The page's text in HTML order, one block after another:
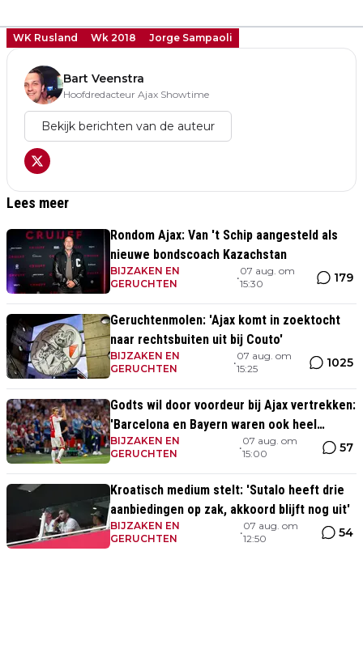
WK Rusland Wk 2018 Jorge Sampaoli
Bart Veenstra
Hoofdredacteur Ajax Showtime
Bekijk berichten van de auteur
Lees meer
Rondom Ajax: Van 't Schip aangesteld als
nieuwe bondscoach Kazachstan
BIJZAKEN EN
GERUCHTEN
•
07 aug. om
15:30
179
Geruchtenmolen: 'Ajax komt in zoektocht
naar rechtsbuiten uit bij Couto'
BIJZAKEN EN
GERUCHTEN
•
07 aug. om
15:25
1025
Godts wil door voordeur bij Ajax vertrekken:
'Barcelona en Bayern waren ook heel
serieus'
BIJZAKEN EN
GERUCHTEN
•
07 aug. om
15:00
57
Kroatisch medium stelt: 'Sutalo heeft drie
aanbiedingen op zak, akkoord blijft nog uit'
BIJZAKEN EN
GERUCHTEN
•
07 aug. om
12:50
54